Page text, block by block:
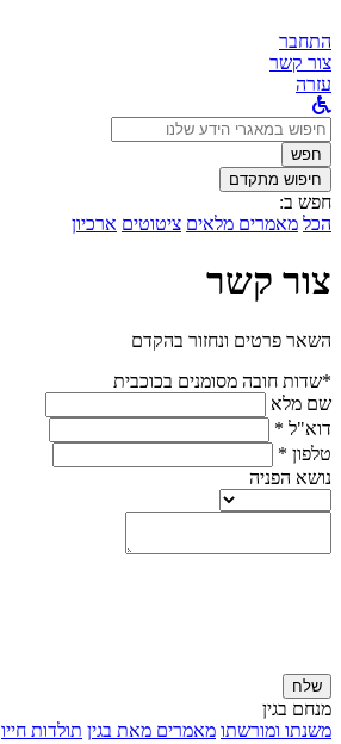
התחבר
צור קשר
עזרה
לחפש
ב:חפש
חיפוש מתקדם
חפש ב:
הכל מאמרים מלאים ציטוטים ארכיון
צור קשר
השאר פרטים ונחזור בהקדם
*שדות חובה מסומנים בכוכבית
שם מלא
דוא"ל *
טלפון *
נושא הפניה
שלח
מנחם בגין
משנתו ומורשתו מאמרים מאת בגין תולדות חייו